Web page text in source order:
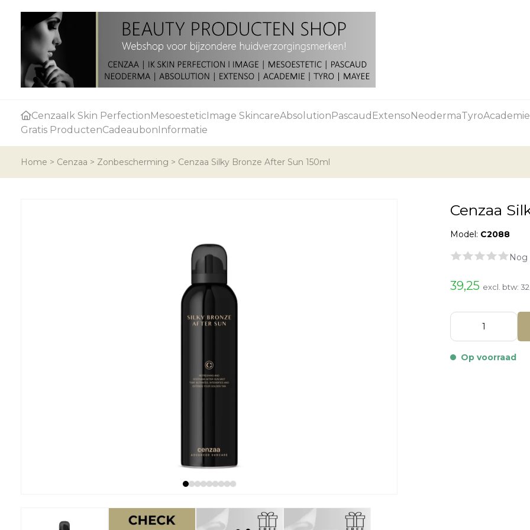
CenzaaIk Skin PerfectionMesoesteticImage SkincareAbsolutionPascaud ExtensoNeodermaTyro
Gratis ProductenCadeaubonInformatie
Home > Cenzaa > Zonbescherming > Cenzaa Silky Bronze After Sun 150ml
Cenzaa
Model: C2088
Nog
39,25 excl. btw:
Op voorraad